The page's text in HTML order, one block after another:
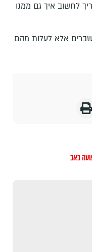
לחשוב איך גם ממנו
אלא לעלות מהם
באב